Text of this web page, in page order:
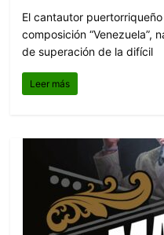
El cantautor
composición “Venezuela”,
de superación de la difícil
Leer más